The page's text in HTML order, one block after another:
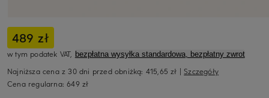
489 zł
w tym podatek VAT, bezpłatna wysyłka standardowa, bezpłatny zwrot
Najniższa cena z 30 dni przed obniżką: 415,65 zł |Szczegóły
Cena regularna:649 zł